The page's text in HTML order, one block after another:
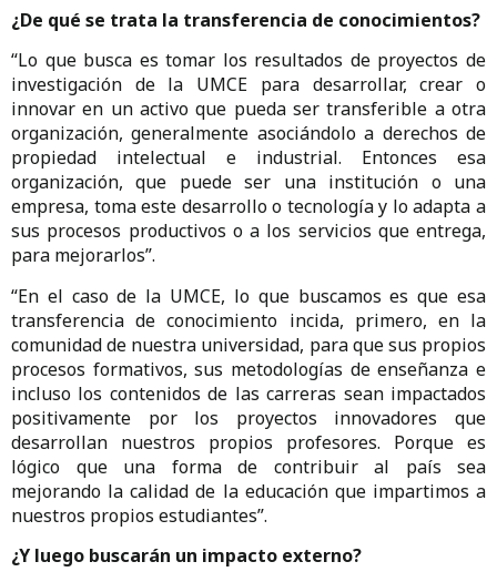
¿De qué se trata la transferencia de conocimientos?
“Lo que busca es tomar los resultados de proyectos de
investigación de la UMCE para desarrollar, crear o
innovar en un activo que pueda ser transferible a otra
organización, generalmente asociándolo a derechos de
propiedad intelectual e industrial. Entonces esa
organización, que puede ser una institución o una
empresa, toma este desarrollo o tecnología y lo adapta a
sus procesos productivos o a los servicios que entrega,
para mejorarlos”.
“En el caso de la UMCE, lo que buscamos es que esa
transferencia de conocimiento incida, primero, en la
comunidad de nuestra universidad, para que sus propios
procesos formativos, sus metodologías de enseñanza e
incluso los contenidos de las carreras sean impactados
positivamente por los proyectos innovadores que
desarrollan nuestros propios profesores. Porque es
lógico que una forma de contribuir al país sea
mejorando la calidad de la educación que impartimos a
nuestros propios estudiantes”.
¿Y luego buscarán un impacto externo?